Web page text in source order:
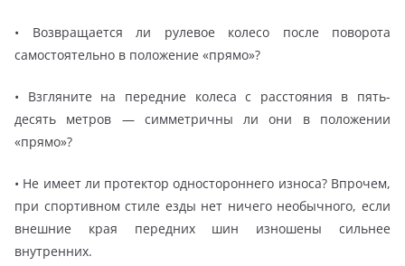
• Возвращается ли рулевое колесо после поворота
самостоятельно в положение «прямо»?
• Взгляните на передние колеса с расстояния в пять-
десять метров — симметричны ли они в положении
«прямо»?
• Не имеет ли протектор одностороннего износа? Впрочем,
при спортивном стиле езды нет ничего необычного, если
внешние края передних шин изношены сильнее
внутренних.